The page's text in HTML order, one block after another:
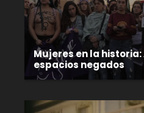
Mujeres en la
espacios negados